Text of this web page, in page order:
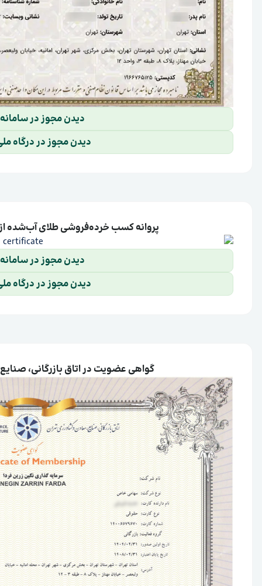
دیدن مجوز در
دیدن مجوز در درگاه
پروانه کسب خرده‌فروشی طلای آب‌شده از
دیدن مجوز در
دیدن مجوز در درگاه
گواهی عضویت در اتاق بازرگانی،